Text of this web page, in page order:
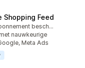
Shopping Feed
Gratis abonnement beschikbaar
nauwkeurige
Meta Ads